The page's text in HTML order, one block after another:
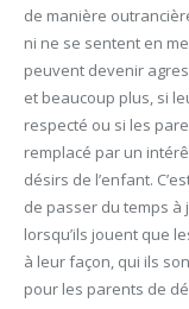
de manière
ni ne se sentent en
peuvent devenir
et beaucoup plus, si
respecté ou si les
remplacé par un
désirs de l’enfant.
de passer du temps à
lorsqu’ils jouent que
à leur façon, qui ils
pour les parents de